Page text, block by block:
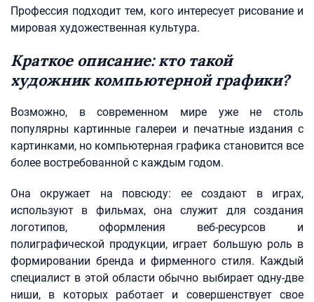
Профессия подходит тем, кого интересует рисование и
мировая художественная культура.
Краткое описание: кто такой
художник компьютерной графики?
Возможно, в современном мире уже не столь
популярны картинные галереи и печатные издания с
картинками, но компьютерная графика становится все
более востребованной с каждым годом.
Она окружает на повсюду: ее создают в играх,
используют в фильмах, она служит для создания
логотипов, оформления веб-ресурсов и
полиграфической продукции, играет большую роль в
формировании бренда и фирменного стиля. Каждый
специалист в этой области обычно выбирает одну-две
ниши, в которых работает и совершенствует свое